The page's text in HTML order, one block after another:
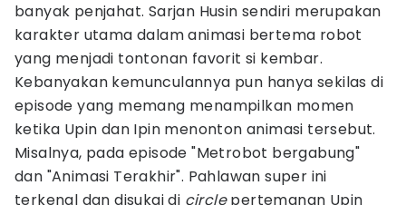
banyak penjahat. Sarjan Husin sendiri merupakan
karakter utama dalam animasi bertema robot
yang menjadi tontonan favorit si kembar.
Kebanyakan kemunculannya pun hanya sekilas di
episode yang memang menampilkan momen
ketika Upin dan Ipin menonton animasi tersebut.
Misalnya, pada episode "Metrobot bergabung"
dan "Animasi Terakhir". Pahlawan super ini
terkenal dan disukai di circlepertemanan Upin